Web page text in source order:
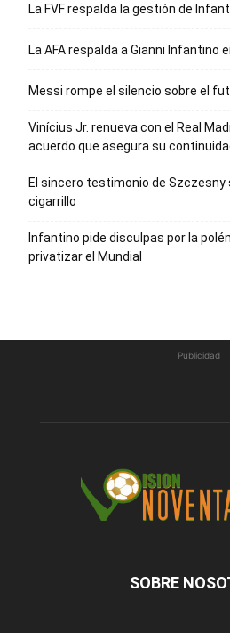
La FVF respalda la gestión de
La AFA respalda a Gianni Infantino
Messi rompe el silencio sobre el
Vinícius Jr. renueva con el Real
acuerdo que asegura su
El sincero testimonio de Szczesny
cigarrillo
Infantino pide disculpas por la
privatizar el Mundial
Publicidad
SOBRE